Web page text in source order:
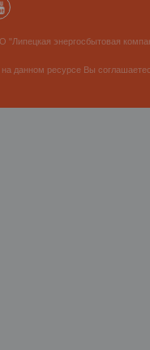
"Липецкая энергосбытовая
данном ресурсе Вы